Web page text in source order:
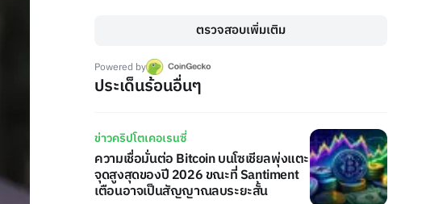
ตรวจสอบเพิ่มเติม
Powered by
ประเด็นร้อนอื่นๆ
ข่าวคริปโตเคอเรนซี่
ความเชื่อมั่นต่อ Bitcoin บนโซเชียลพุ่งแตะ
จุดสูงสุดของปี 2026 ขณะที่ Santiment
เตือนอาจเป็นสัญญาณลบระยะสั้น